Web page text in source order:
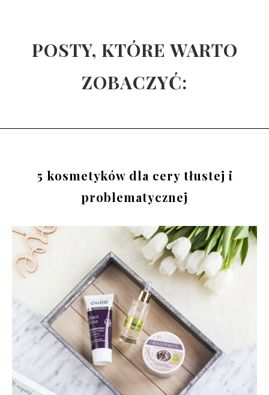
POSTY, KTÓRE WARTO
ZOBACZYĆ:
5 kosmetyków dla cery tłustej i
problematycznej